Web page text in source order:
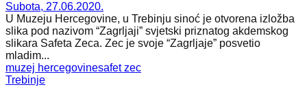
Subota, 27.06.2020.
U Muzeju Hercegovine, u Trebinju sinoć je otvorena izložba
slika pod nazivom “Zagrljaji” svjetski priznatog akdemskog
slikara Safeta Zeca. Zec je svoje “Zagrljaje” posvetio
mladim...
muzej hercegovinesafet zec
Trebinje